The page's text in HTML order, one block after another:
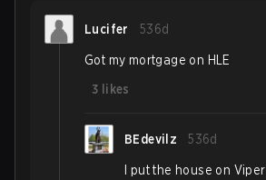
Lucifer 536d
Got my mortgage on HLE
3 likes
BEdevilz 536d
I put the house on Viper